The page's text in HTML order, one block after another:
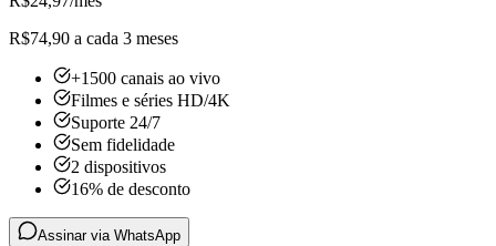
R$74,90 a cada 3 meses
+1500 canais ao vivo
Filmes e séries HD/4K
Suporte 24/7
Sem fidelidade
2 dispositivos
16% de desconto
Assinar via WhatsApp